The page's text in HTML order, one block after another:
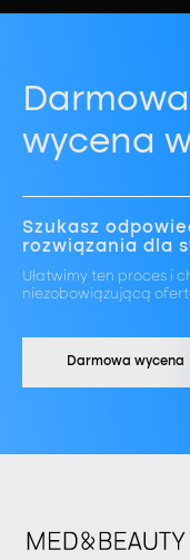
Darmowa
wycena
Szukasz
rozwiązania dla
Ułatwimy ten proces i
niezobowiązującą
Darmowa wycena